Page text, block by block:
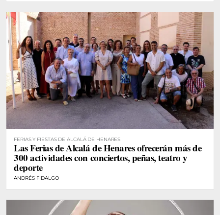
FERIAS Y FIESTAS DE ALCALÁ DE HENARES
Las Ferias de Alcalá de Henares ofrecerán más de
300 actividades con conciertos, peñas, teatro y
deporte
ANDRÉS FIDALGO